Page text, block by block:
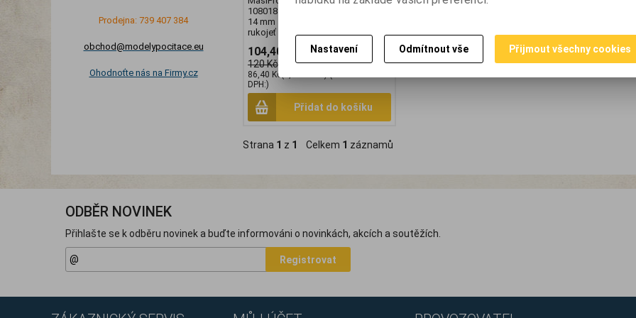
Prodejna: 739 407 384
obchod@modelypocitace.eu
Ohodnoťte nás na Firmy.cz
108018. na živé větve do průměru
14 mm • s aretací • poplastovaná
rukojeť
104,40 Kč (4,424 EUR)
120 Kč
86,40 Kč
DPH:)
Přidat do košíku
Strana 1 z 1 Celkem 1 záznamů
ODBĚR NOVINEK
Přihlašte se k odběru novinek a buďte informováni o novinkách, akcích a soutěžích.
Registrovat
Nastavení Odmítnout vše Přijmout všechny cookies